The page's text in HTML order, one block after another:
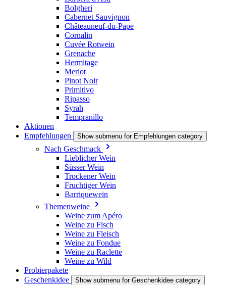
Bolgheri
Cabernet Sauvignon
Châteauneuf-du-Pape
Cornalin
Cuvée Rotwein
Grenache
Hermitage
Merlot
Pinot Noir
Primitivo
Ripasso
Syrah
Tempranillo
Aktionen
Empfehlungen
Show submenu for Empfehlungen category
Nach Geschmack
Lieblicher Wein
Süsser Wein
Trockener Wein
Fruchtiger Wein
Barriquewein
Themenweine
Weine zum Apéro
Weine zu Fisch
Weine zu Fleisch
Weine zu Fondue
Weine zu Raclette
Weine zu Wild
Probierpakete
Geschenkidee
Show submenu for Geschenkidee category